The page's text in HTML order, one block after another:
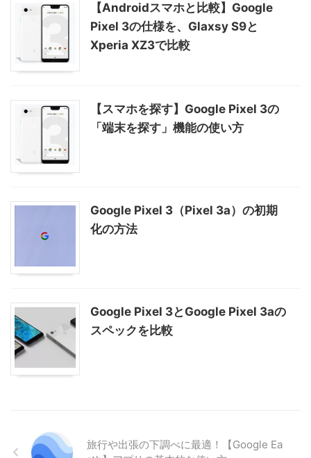
【Androidスマホと比較】Google
Pixel 3の仕様を、Glaxsy S9と
Xperia XZ3で比較
【スマホを探す】Google Pixel 3の
「端末を探す」機能の使い方
Google Pixel 3（Pixel 3a）の初期
化の方法
Google Pixel 3とGoogle Pixel 3aの
スペックを比較
旅行や出張の下調べに最適！【Google Ea